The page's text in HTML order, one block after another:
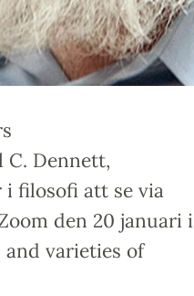
Dennett,
i filosofi att se via
den 20 januari i
varieties of